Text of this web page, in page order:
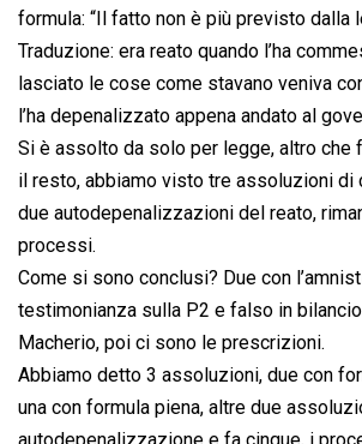
formula: “Il fatto non è più previsto dalla
Traduzione: era reato quando l’ha
lasciato le cose come stavano veniva
l’ha depenalizzato appena andato al
Si è assolto da solo per legge, altro che
il resto, abbiamo visto tre assoluzioni di
due autodepenalizzazioni del reato,
processi.
Come si sono conclusi? Due con
testimonianza sulla P2 e falso in
Macherio, poi ci sono le prescrizioni.
Abbiamo detto 3 assoluzioni, due con
una con formula piena, altre due